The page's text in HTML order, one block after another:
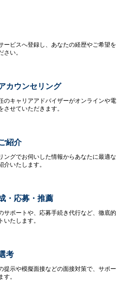
ービスへ登録し、あなたの経歴やご希望を
さい。
カウンセリング
のキャリアアドバイザーがオンラインや電
させていただきます。
紹介
ングでお伺いした情報からあなたに最適な
介いたします。
・応募・推薦
サポートや、応募手続き代行など、徹底的
いたします。
考
提示や模擬面接などの面接対策で、サポー
す。